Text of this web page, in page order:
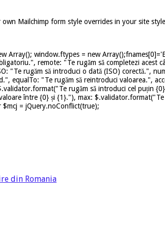
Mailchimp form style overrides in your site
Array(); window.ftypes = new
remote: "Te rugăm să completezi acest
"Te rugăm să introduci o dată (ISO) corectă.",
equalTo: "Te rugăm să reintroduci valoarea.",
rugăm să introduci cel puțin
între {0} și {1}."), max:
= jQuery.noConflict(true);
din Romania